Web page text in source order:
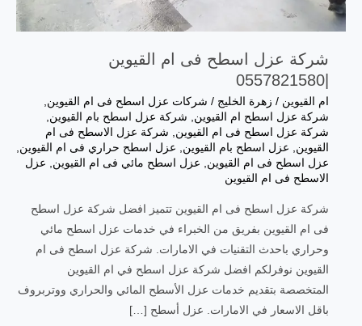
شركة عزل اسطح فى ام القيوين
ام القيوين / زهرة الخليج / شركات عزل اسطح فى ام القيوين,
شركة عزل اسطح ام القيوين, شركة عزل اسطح بام القيوين,
شركة عزل اسطح فى ام القيوين, شركة عزل الاسطح فى ام
القيوين, عزل اسطح بام القيوين, عزل اسطح حراري فى ام القيوين,
عزل اسطح فى ام القيوين, عزل اسطح مائي فى ام القيوين, عزل
الاسطح فى ام القيوين
شركة عزل اسطح فى ام القيوين تتميز افضل شركة عزل اسطح
فى ام القيوين بفريق من الخبراء في خدمات عزل اسطح مائي
وحراري باحدث التقنيات في الامارات. شركة عزل اسطح فى ام
القيوين نوفرلكم افضل شركة عزل اسطح في ام القيوين
المتخصصة بتقديم خدمات عزل الأسطح المائي والحراري ووتربروف
باقل الاسعار في الامارات. عزل أسطح […]